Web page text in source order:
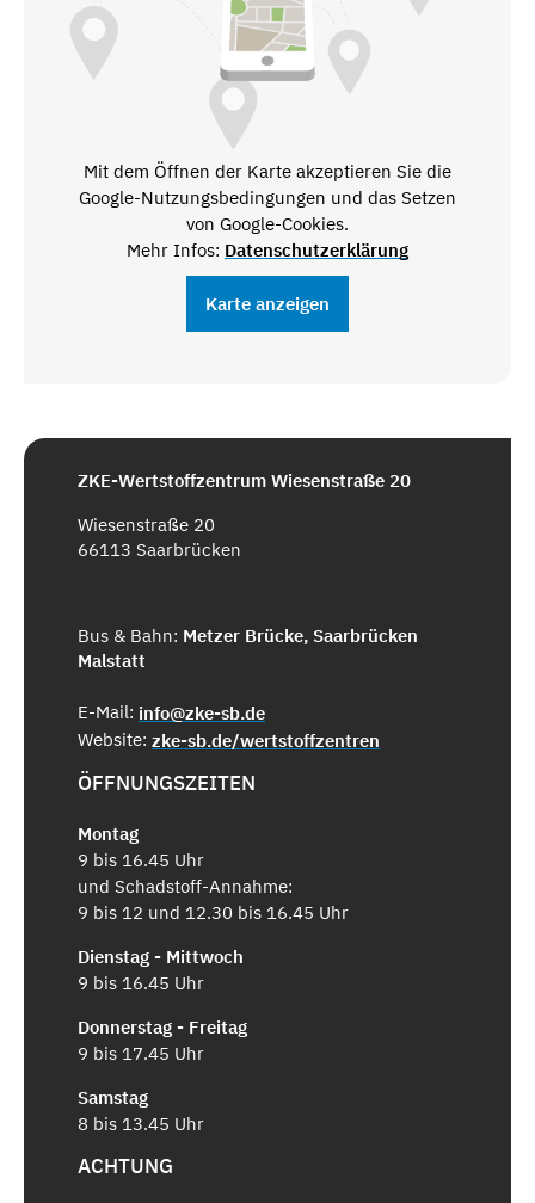
Mit dem Öffnen der Karte akzeptieren Sie die
Google-Nutzungsbedingungen und das Setzen
von Google-Cookies.
Mehr Infos: Datenschutzerklärung
Karte anzeigen
ZKE-Wertstoffzentrum Wiesenstraße 20
Wiesenstraße 20
66113 Saarbrücken
Bus & Bahn: Metzer Brücke, Saarbrücken
Malstatt
E-Mail: info@zke-sb.de
Website: zke-sb.de/wertstoffzentren
ÖFFNUNGSZEITEN
Montag
9 bis 16.45 Uhr
und Schadstoff-Annahme:
9 bis 12 und 12.30 bis 16.45 Uhr
Dienstag - Mittwoch
9 bis 16.45 Uhr
Donnerstag - Freitag
9 bis 17.45 Uhr
Samstag
8 bis 13.45 Uhr
ACHTUNG